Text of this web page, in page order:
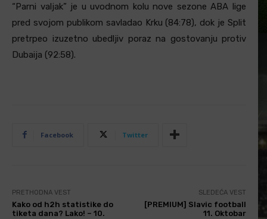
“Parni valjak” je u uvodnom kolu nove sezone ABA lige
pred svojom publikom savladao Krku (84:78), dok je Split
pretrpeo izuzetno ubedljiv poraz na gostovanju protiv
Dubaija (92:58).
Facebook Twitter
PRETHODNA VEST
Kako od h2h statistike do
tiketa dana? Lako! – 10.
SLEDEĆA VEST
[PREMIUM] Slavic football
11. Oktobar